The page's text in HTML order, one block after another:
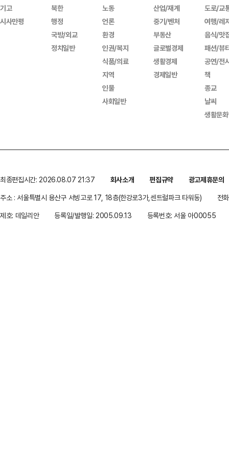
기고
시사만평
북한
행정
국방/외교
정치일반
노동
언론
환경
인권/복지
식품/의료
지역
인물
사회일반
산업/재계
중기/벤처
부동산
글로벌경제
생활경제
경제일반
도로/교
여행/레
음식/맛
패션/뷰
공연/전
책
종교
날씨
생활문
최종편집시간: 2026.08.07 21:37 회사소개 편집규약
광고제휴문의
주소 : 서울특별시 용산구 서빙고로 17, 18층(한강로3가,센트럴파크 타워동)
전
제호: 데일리안
등록일/발행일: 2005.09.13 등록번호: 서울 아00055